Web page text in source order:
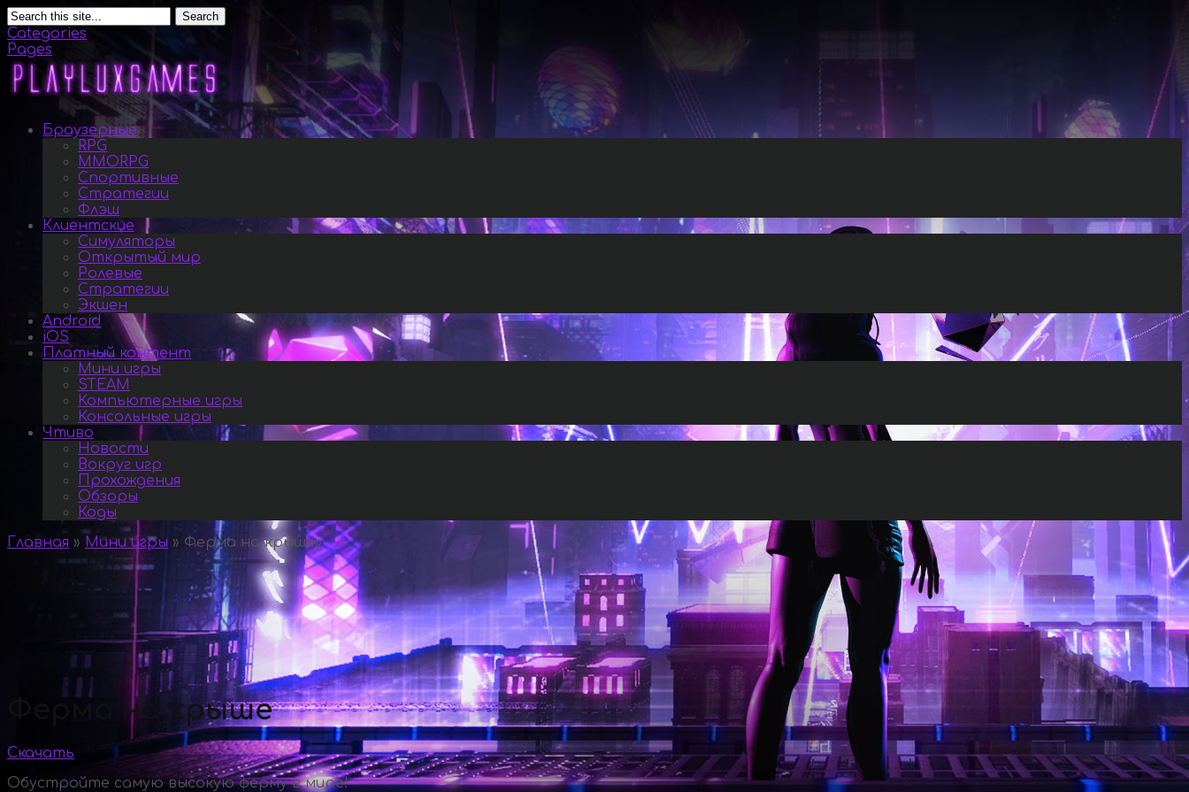
Search
Categories
Pages
Браузерные
RPG
MMORPG
Спортивные
Стратегии
Флэш
Клиентские
Симуляторы
Открытый мир
Ролевые
Стратегии
Экшен
Android
iOS
Платный контент
Мини игры
STEAM
Компьютерные игры
Консольные игры
Чтиво
Новости
Вокруг игр
Прохождения
Обзоры
Коды
Главная » Мини игры » Ферма на крыше»
Ферма на крыше
Скачать
Обустройте самую высокую ферму в мире!